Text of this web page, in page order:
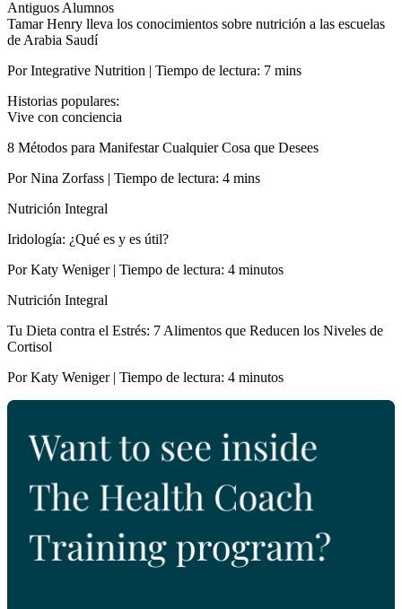
Antiguos Alumnos
Tamar Henry lleva los conocimientos sobre nutrición a las escuelas
de Arabia Saudí
Por Integrative Nutrition | Tiempo de lectura: 7 mins
Historias populares:
Vive con conciencia
8 Métodos para Manifestar Cualquier Cosa que Desees
Por Nina Zorfass | Tiempo de lectura: 4 mins
Nutrición Integral
Iridología: ¿Qué es y es útil?
Por Katy Weniger | Tiempo de lectura: 4 minutos
Nutrición Integral
Tu Dieta contra el Estrés: 7 Alimentos que Reducen los Niveles de
Cortisol
Por Katy Weniger | Tiempo de lectura: 4 minutos